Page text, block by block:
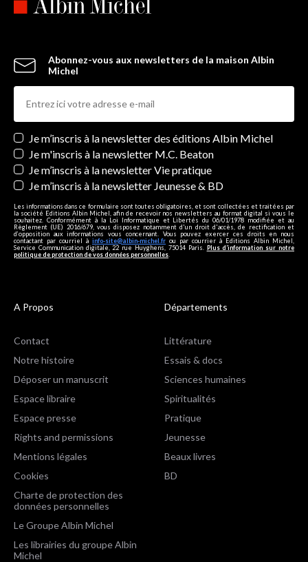
Abonnez-vous aux newsletters de la maison Albin
Michel
Newsletters
Je m’inscris à la newsletter des éditions Albin Michel
Je m'inscris à la newsletter M.C. Beaton
Je m’inscris à la newsletter Vie pratique
Je m’inscris à la newsletter Jeunesse & BD
Les informations dans ce formulaire sont toutes obligatoires, et sont collectées et traitées par
la société Editions Albin Michel, afin de recevoir nos newsletters au format digital si vous le
souhaitez. Conformément à la Loi Informatique et Libertés du 06/01/1978 modifiée et au
Règlement (UE) 2016/679, vous disposez notamment d'un droit d'accès, de rectification et
d’opposition aux informations vous concernant. Vous pouvez exercer ces droits en nous
contactant par courriel à info-site@albin-michel.fr ou par courrier à Editions Albin Michel,
Service Communication digitale, 22 rue Huyghens, 75014 Paris. Plus d’information sur notre
politique de protection de vos données personnelles
A Propos
Contact
Notre histoire
Déposer un manuscrit
Espace libraire
Espace presse
Rights and permissions
Mentions légales
Cookies
Charte de protection des
données personnelles
Le Groupe Albin Michel
Les librairies du groupe Albin
Michel
Départements
Littérature
Essais & docs
Sciences humaines
Spiritualités
Pratique
Jeunesse
Beaux livres
BD